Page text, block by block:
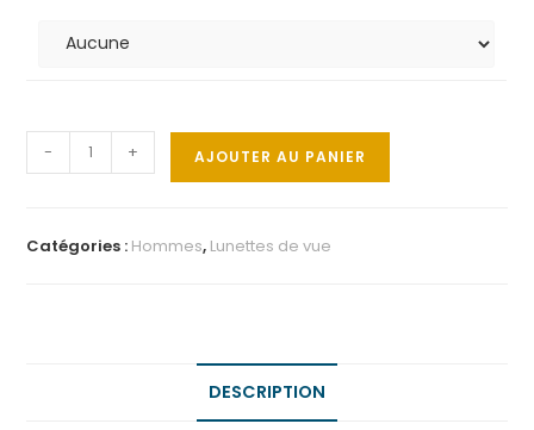
- + AJOUTER AU PANIER
Catégories : Hommes, Lunettes de vue
DESCRIPTION